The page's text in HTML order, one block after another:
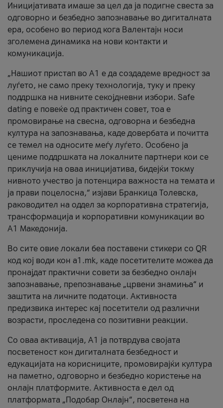
Иницијативата имаше за цел да ја подигне свеста за
одговорно и безбедно запознавање во дигиталната
ера, особено во период кога Валентајн носи
зголемена динамика на нови контакти и
комуникација.
„Нашиот пристап во А1 е да создадеме вредност за
луѓето, не само преку технологија, туку и преку
поддршка на нивните секојдневни избори. Safe
dating е повеќе од практичен совет, тоа е
промовирање на свесна, одговорна и безбедна
култура на запознавања, каде довербата и почитта
се темел на односите меѓу луѓето. Особено ја
цениме поддршката на локалните партнери кои се
приклучија на оваа иницијатива, бидејќи токму
нивното учество ја потенцира важноста на темата и
ја прави поцелосна,“ изјави Бранкица Толевска,
раководител на оддел за корпоративна стратегија,
трансформација и корпоративни комуникации во
А1 Македонија.
Во сите овие локали беа поставени стикери со QR
код кој води кон a1.mk, каде посетителите можеа да
пронајдат практични совети за безбедно онлајн
запознавање, препознавање „црвени знамиња“ и
заштита на личните податоци. Активноста
предизвика интерес кај посетители од различни
возрасти, проследена со позитивни реакции.
Со оваа активација, А1 ја потврдува својата
посветеност кон дигиталната безбедност и
едукацијата на корисниците, промовирајќи култура
на паметно, одговорно и безбедно користење на
онлајн платформите. Активноста е дел од
платформата „Подобар Онлајн“, посветена на